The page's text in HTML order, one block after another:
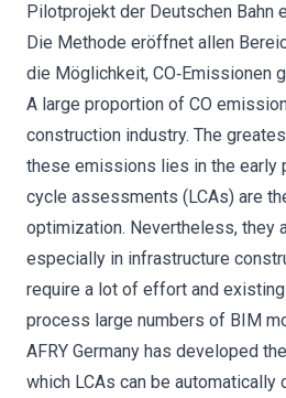
Pilotprojekt der Deutschen Bahn
Die Methode eröffnet allen
die Möglichkeit, CO‐Emissionen
A large proportion of CO
construction industry. The
these emissions lies in the early
cycle assessments (LCAs) are
optimization. Nevertheless, they
especially in infrastructure
require a lot of effort and
process large numbers of BIM
AFRY Germany has developed
which LCAs can be automatically